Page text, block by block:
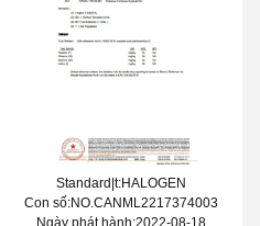
Standard|t:HALOGEN
Con số:NO.CANML2217374003
Ngày phát hành:2022-08-18